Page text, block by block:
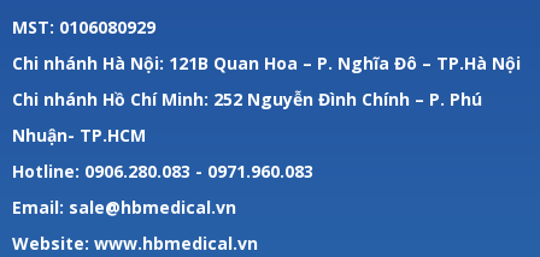
MST: 0106080929
Chi nhánh Hà Nội: 121B Quan Hoa – P. Nghĩa Đô – TP.Hà Nội
Chi nhánh Hồ Chí Minh: 252 Nguyễn Đình Chính – P. Phú
Nhuận- TP.HCM
Hotline: 0906.280.083 - 0971.960.083
Email: sale@hbmedical.vn
Website: www.hbmedical.vn